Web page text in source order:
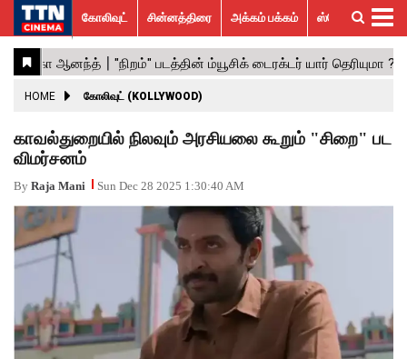
கோலிவுட்
சின்னத்திரை
பாலிவுட்
ஹாலிவுட்
அக்கம்
பக்கம்
ஸ்பெஷல்
ஸ்டோரீஸ்
விமர்சனம்
GALLERY
ACTRESS
ACTORS
MOVIESTILLS
EVENTS
VIDEOS
What’s
Hot
Trending
News
கோலிவுட் சின்னத்திரை அக்கம் பக்கம் ஸ்பெஷல் ஸ்டோரீஸ்
HOME கோலிவுட் (KOLLYWOOD)
காவல்துறையில் நிலவும் அரசியலை கூறும் "சிறை" பட
விமர்சனம்
By Raja Mani Sun Dec 28 2025 1:30:40 AM